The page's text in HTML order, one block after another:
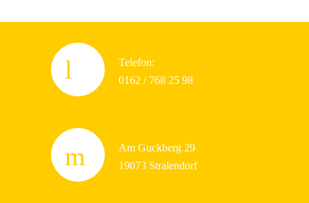
Telefon:
0162 / 768 25 98
Am Guckberg 29
19073 Stralendorf